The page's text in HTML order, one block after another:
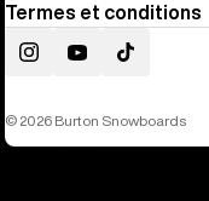
Termes et conditions
InstagramYouTubeTikTok
© 2026 Burton Snowboards